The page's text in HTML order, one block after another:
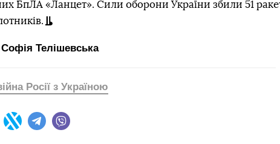
БпЛА «Ланцет». Сили оборони України збили 51
Софія Телішевська
Twitter Telegram
Росії з Україною